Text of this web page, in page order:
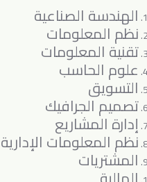
الهندسة الصناعية
نظم المعلومات
تقنية المعلومات
علوم الحاسب
التسويق
تصميم الجرافيك
إدارة المشاريع
نظم المعلومات الإدارية
المشتريات